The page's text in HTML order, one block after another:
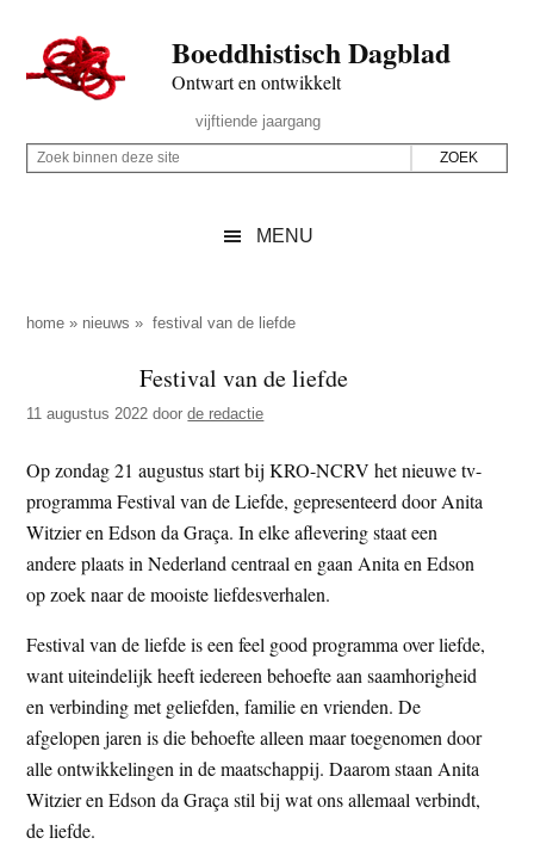
naar
de
inhoud
secondary
naar
de
sidebar
naar
de
Boeddhistisch Dagblad
Ontwart en ontwikkelt
Rechts
vijftiende jaargang
Z
p
z
e
s
i
t
e
Z
i
e
d
e
z
e
s
t
e
MENU
home » nieuws » festival van de liefde
Festival van de liefde
11 augustus 2022 doorde redactie
Op zondag 21 augustus start bij KRO-NCRV het nieuwe tv-
programma Festival van de Liefde, gepresenteerd door Anita
Witzier en Edson da Graça. In elke aflevering staat een
andere plaats in Nederland centraal en gaan Anita en Edson
op zoek naar de mooiste liefdesverhalen.
Festival van de liefde is een feel good programma over liefde,
want uiteindelijk heeft iedereen behoefte aan saamhorigheid
en verbinding met geliefden, familie en vrienden. De
afgelopen jaren is die behoefte alleen maar toegenomen door
alle ontwikkelingen in de maatschappij. Daarom staan Anita
Witzier en Edson da Graça stil bij wat ons allemaal verbindt,
de liefde.